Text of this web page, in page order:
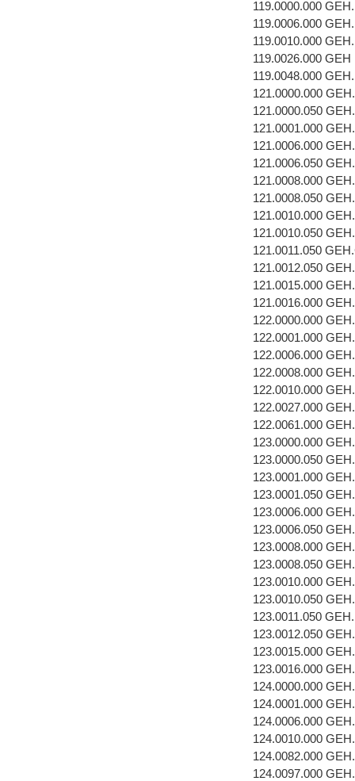
119.0000.000
119.0006.000
119.0010.000
119.0026.000
119.0048.000
121.0000.000
121.0000.050
121.0001.000
121.0006.000
121.0006.050
121.0008.000
121.0008.050
121.0010.000
121.0010.050
121.0011.050
121.0012.050
121.0015.000
121.0016.000
122.0000.000
122.0001.000
122.0006.000
122.0008.000
122.0010.000
122.0027.000
122.0061.000
123.0000.000
123.0000.050
123.0001.000
123.0001.050
123.0006.000
123.0006.050
123.0008.000
123.0008.050
123.0010.000
123.0010.050
123.0011.050
123.0012.050
123.0015.000
123.0016.000
124.0000.000
124.0001.000
124.0006.000
124.0010.000
124.0082.000
124.0097.000